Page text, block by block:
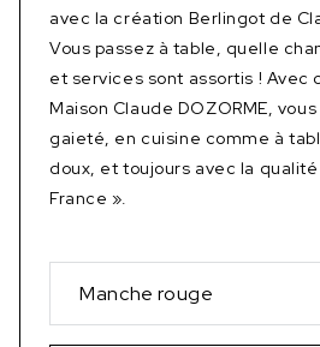
avec la création Berlingot de
Vous passez à table, quelle
et services sont assortis ! Avec
Maison Claude DOZORME,
gaieté, en cuisine comme à
doux, et toujours avec la
France ».
Manche rouge